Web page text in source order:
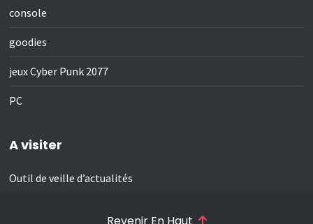
console
goodies
jeux Cyber Punk 2077
PC
A visiter
Outil de veille d’actualités
Revenir En Haut